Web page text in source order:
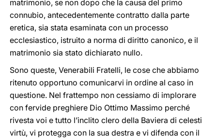
matrimonio, se non dopo che la causa del primo
connubio, antecedentemente contratto dalla parte
eretica, sia stata esaminata con un processo
ecclesiastico, istruito a norma di diritto canonico, e il
matrimonio sia stato dichiarato nullo.
Sono queste, Venerabili Fratelli, le cose che abbiamo
ritenuto opportuno comunicarvi in ordine al caso in
questione. Nel frattempo non cessiamo di implorare
con fervide preghiere Dio Ottimo Massimo perché
rivesta voi e tutto l’inclito clero della Baviera di celesti
virtù, vi protegga con la sua destra e vi difenda con il